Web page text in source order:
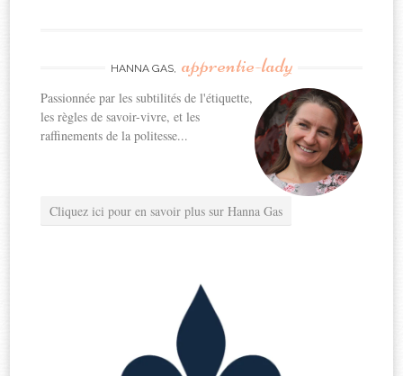
HANNA GAS, apprentie-lady
Passionnée par les subtilités de l'étiquette,
les règles de savoir-vivre, et les
raffinements de la politesse...
Cliquez ici pour en savoir plus sur Hanna Gas